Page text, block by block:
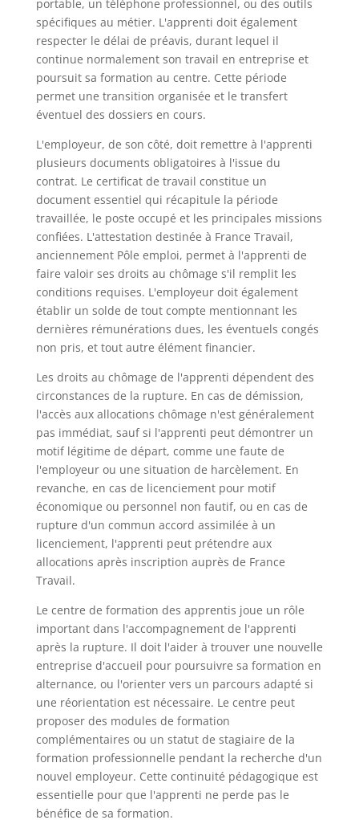
portable, un téléphone professionnel, ou des outils
spécifiques au métier. L'apprenti doit également
respecter le délai de préavis, durant lequel il
continue normalement son travail en entreprise et
poursuit sa formation au centre. Cette période
permet une transition organisée et le transfert
éventuel des dossiers en cours.
L'employeur, de son côté, doit remettre à l'apprenti
plusieurs documents obligatoires à l'issue du
contrat. Le certificat de travail constitue un
document essentiel qui récapitule la période
travaillée, le poste occupé et les principales missions
confiées. L'attestation destinée à France Travail,
anciennement Pôle emploi, permet à l'apprenti de
faire valoir ses droits au chômage s'il remplit les
conditions requises. L'employeur doit également
établir un solde de tout compte mentionnant les
dernières rémunérations dues, les éventuels congés
non pris, et tout autre élément financier.
Les droits au chômage de l'apprenti dépendent des
circonstances de la rupture. En cas de démission,
l'accès aux allocations chômage n'est généralement
pas immédiat, sauf si l'apprenti peut démontrer un
motif légitime de départ, comme une faute de
l'employeur ou une situation de harcèlement. En
revanche, en cas de licenciement pour motif
économique ou personnel non fautif, ou en cas de
rupture d'un commun accord assimilée à un
licenciement, l'apprenti peut prétendre aux
allocations après inscription auprès de France
Travail.
Le centre de formation des apprentis joue un rôle
important dans l'accompagnement de l'apprenti
après la rupture. Il doit l'aider à trouver une nouvelle
entreprise d'accueil pour poursuivre sa formation en
alternance, ou l'orienter vers un parcours adapté si
une réorientation est nécessaire. Le centre peut
proposer des modules de formation
complémentaires ou un statut de stagiaire de la
formation professionnelle pendant la recherche d'un
nouvel employeur. Cette continuité pédagogique est
essentielle pour que l'apprenti ne perde pas le
bénéfice de sa formation.